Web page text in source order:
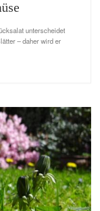
unterscheidet
– daher wird er